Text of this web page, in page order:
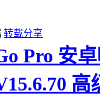
转载分享
Pro 安
高